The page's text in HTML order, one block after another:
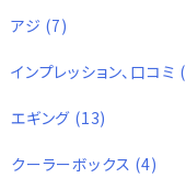
アジ (7)
インプレッション、口コミ
エギング (13)
クーラーボックス (4)